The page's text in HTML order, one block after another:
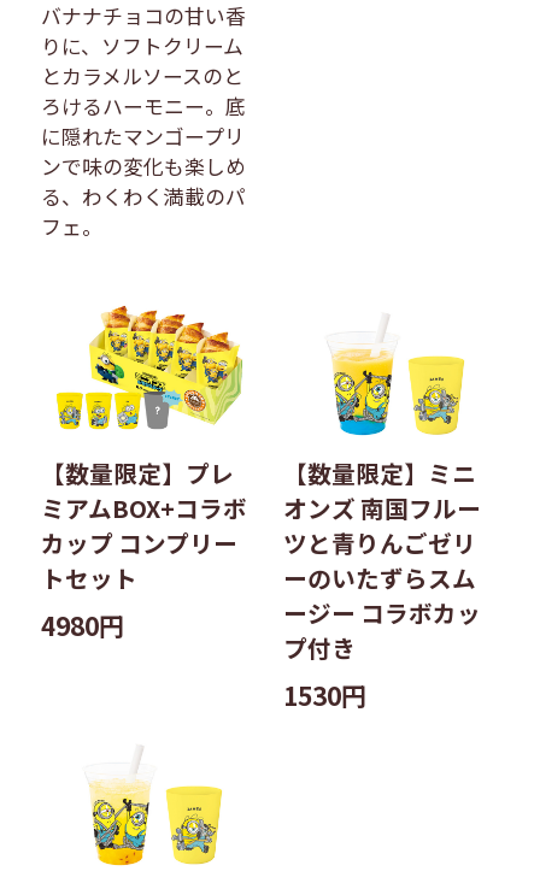
バナナチョコの甘い香
りに、ソフトクリーム
とカラメルソースのと
ろけるハーモニー。底
に隠れたマンゴープリ
ンで味の変化も楽しめ
る、わくわく満載のパ
フェ。
【数量限定】プレ
ミアムBOX+コラボ
カップ コンプリー
トセット
4980円
【数量限定】ミニ
オンズ 南国フルー
ツと青りんごゼリ
ーのいたずらスム
ージー コラボカッ
プ付き
1530円